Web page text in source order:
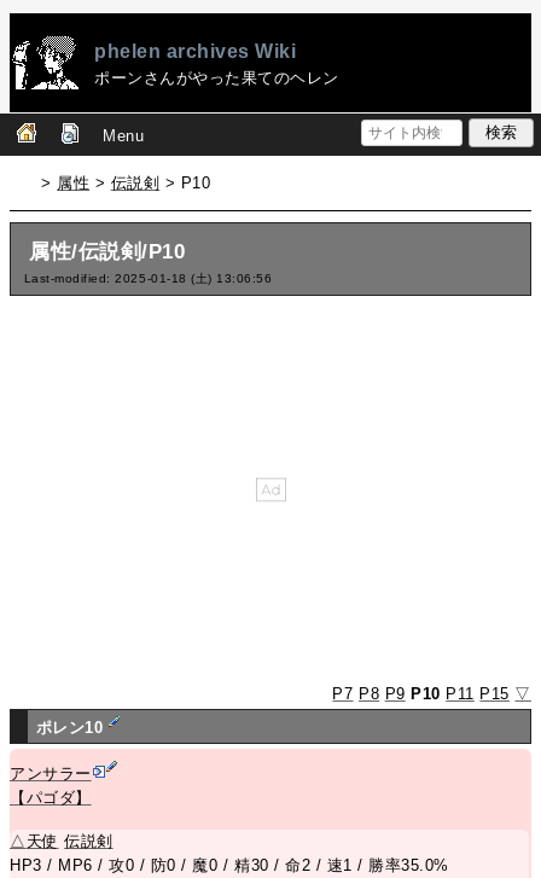
phelen archives Wiki
ポーンさんがやった果てのヘレン
Menu
> 属性 > 伝説剣 > P10
属性/伝説剣/P10
Last-modified: 2025-01-18 (土) 13:06:56
P7 P8 P9 P10 P11 P15 ▽
ポレン10
アンサラー
【パゴダ】
△ 天使 伝説剣
HP3 / MP6 / 攻0 / 防0 / 魔0 / 精30 / 命2 / 速1 / 勝率35.0%